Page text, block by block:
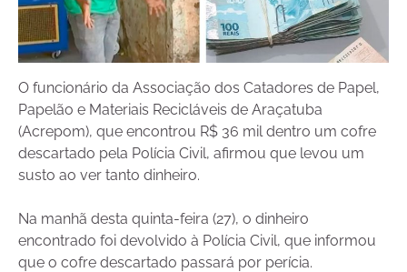
O funcionário da Associação dos Catadores de Papel,
Papelão e Materiais Recicláveis de Araçatuba
(Acrepom), que encontrou R$ 36 mil dentro um cofre
descartado pela Polícia Civil, afirmou que levou um
susto ao ver tanto dinheiro.
Na manhã desta quinta-feira (27), o dinheiro
encontrado foi devolvido à Polícia Civil, que informou
que o cofre descartado passará por perícia.